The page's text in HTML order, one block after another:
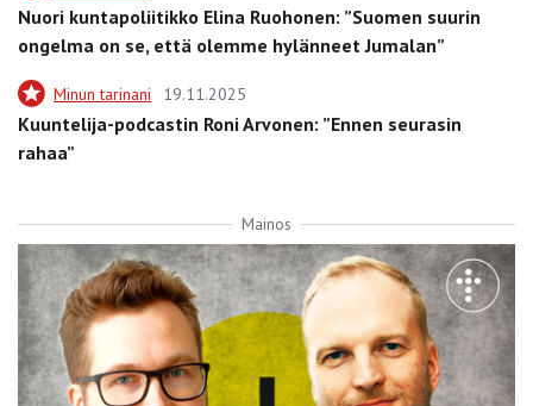
Nuori kuntapoliitikko Elina Ruohonen: ”Suomen suurin
ongelma on se, että olemme hylänneet Jumalan”
Minun tarinani 19.11.2025
Kuuntelija-podcastin Roni Arvonen: ”Ennen seurasin
rahaa”
Mainos